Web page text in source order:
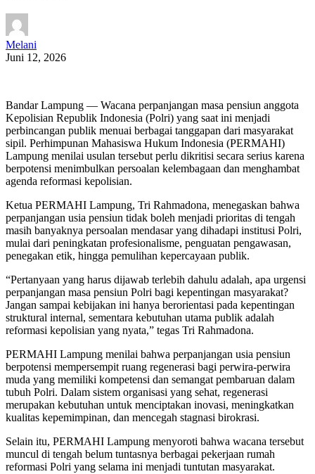
Melani
Juni 12, 2026
Bandar Lampung — Wacana perpanjangan masa pensiun anggota
Kepolisian Republik Indonesia (Polri) yang saat ini menjadi
perbincangan publik menuai berbagai tanggapan dari masyarakat
sipil. Perhimpunan Mahasiswa Hukum Indonesia (PERMAHI)
Lampung menilai usulan tersebut perlu dikritisi secara serius karena
berpotensi menimbulkan persoalan kelembagaan dan menghambat
agenda reformasi kepolisian.
Ketua PERMAHI Lampung, Tri Rahmadona, menegaskan bahwa
perpanjangan usia pensiun tidak boleh menjadi prioritas di tengah
masih banyaknya persoalan mendasar yang dihadapi institusi Polri,
mulai dari peningkatan profesionalisme, penguatan pengawasan,
penegakan etik, hingga pemulihan kepercayaan publik.
“Pertanyaan yang harus dijawab terlebih dahulu adalah, apa urgensi
perpanjangan masa pensiun Polri bagi kepentingan masyarakat?
Jangan sampai kebijakan ini hanya berorientasi pada kepentingan
struktural internal, sementara kebutuhan utama publik adalah
reformasi kepolisian yang nyata,” tegas Tri Rahmadona.
PERMAHI Lampung menilai bahwa perpanjangan usia pensiun
berpotensi mempersempit ruang regenerasi bagi perwira-perwira
muda yang memiliki kompetensi dan semangat pembaruan dalam
tubuh Polri. Dalam sistem organisasi yang sehat, regenerasi
merupakan kebutuhan untuk menciptakan inovasi, meningkatkan
kualitas kepemimpinan, dan mencegah stagnasi birokrasi.
Selain itu, PERMAHI Lampung menyoroti bahwa wacana tersebut
muncul di tengah belum tuntasnya berbagai pekerjaan rumah
reformasi Polri yang selama ini menjadi tuntutan masyarakat.